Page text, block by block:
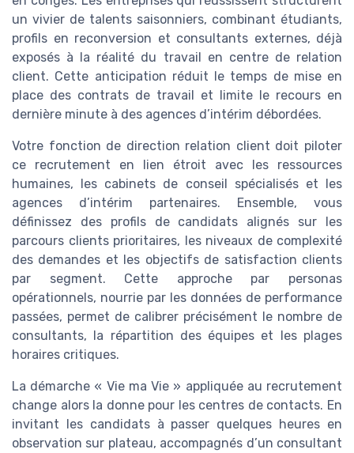
un vivier de talents saisonniers, combinant étudiants,
profils en reconversion et consultants externes, déjà
exposés à la réalité du travail en centre de relation
client. Cette anticipation réduit le temps de mise en
place des contrats de travail et limite le recours en
dernière minute à des agences d’intérim débordées.
Votre fonction de direction relation client doit piloter
ce recrutement en lien étroit avec les ressources
humaines, les cabinets de conseil spécialisés et les
agences d’intérim partenaires. Ensemble, vous
définissez des profils de candidats alignés sur les
parcours clients prioritaires, les niveaux de complexité
des demandes et les objectifs de satisfaction clients
par segment. Cette approche par personas
opérationnels, nourrie par les données de performance
passées, permet de calibrer précisément le nombre de
consultants, la répartition des équipes et les plages
horaires critiques.
La démarche « Vie ma Vie » appliquée au recrutement
change alors la donne pour les centres de contacts. En
invitant les candidats à passer quelques heures en
observation sur plateau, accompagnés d’un consultant